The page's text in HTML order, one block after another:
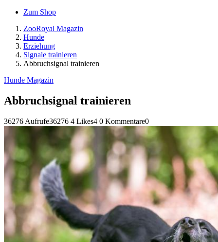
Zum Shop
ZooRoyal Magazin
Hunde
Erziehung
Signale trainieren
Abbruchsignal trainieren
Hunde Magazin
Abbruchsignal trainieren
36276 Aufrufe36276 4 Likes4 0 Kommentare0